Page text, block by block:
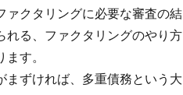
ァクタリングに必要な審査の結
れる、ファクタリングのやり方
す。
ずければ、多重債務という大